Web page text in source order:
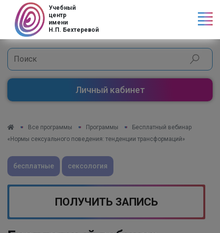
Учебный
центр
имени
Н.П. Бехтеревой
Личный кабинет
Все программы Программы
Бесплатный вебинар
«Нормы сексуального поведения: тенденции трансформаций»
бесплатные сексология
ПОЛУЧИТЬ ЗАПИСЬ
Код страны